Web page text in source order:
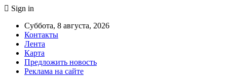
Sign in
Суббота, 8 августа, 2026
Контакты
Лента
Карта
Предложить новость
Реклама на сайте